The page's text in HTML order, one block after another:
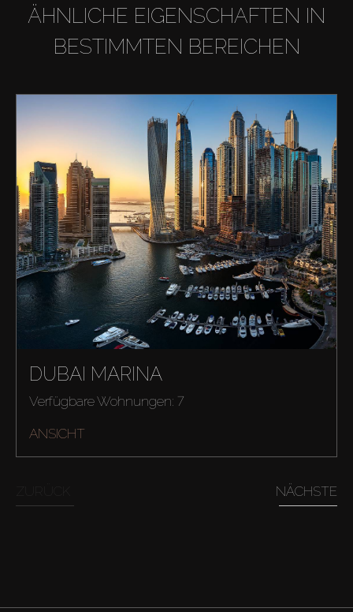
ÄHNLICHE EIGENSCHAFTEN IN
BESTIMMTEN BEREICHEN
DUBAI MARINA
Verfügbare Wohnungen: 7
ANSICHT
NÄCHSTE